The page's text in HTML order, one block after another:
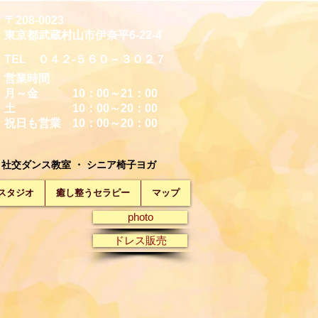
TEL ０４２-５６０－３０２７
営業時間
月～金 10：00～21：00
土 10：00～20：00
祝日も営業 10：00～20：00
社交ダンス教室 ・ シニア椅子ヨガ
タジオ 癒し整うセラピー マップ
photo
ドレス販売
〒208-0023
東京都武蔵村山市伊奈平6-22-4